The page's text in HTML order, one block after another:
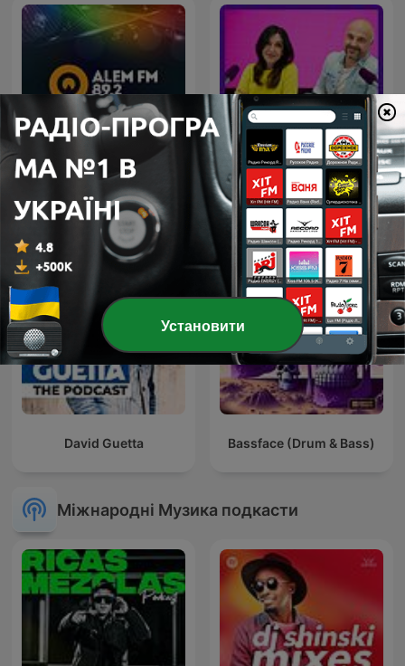
Alem FM ¡Buenos días, Javi y Mar!
David Guetta Bassface (Drum & Bass)
Міжнародні Музика подкасти
Установити